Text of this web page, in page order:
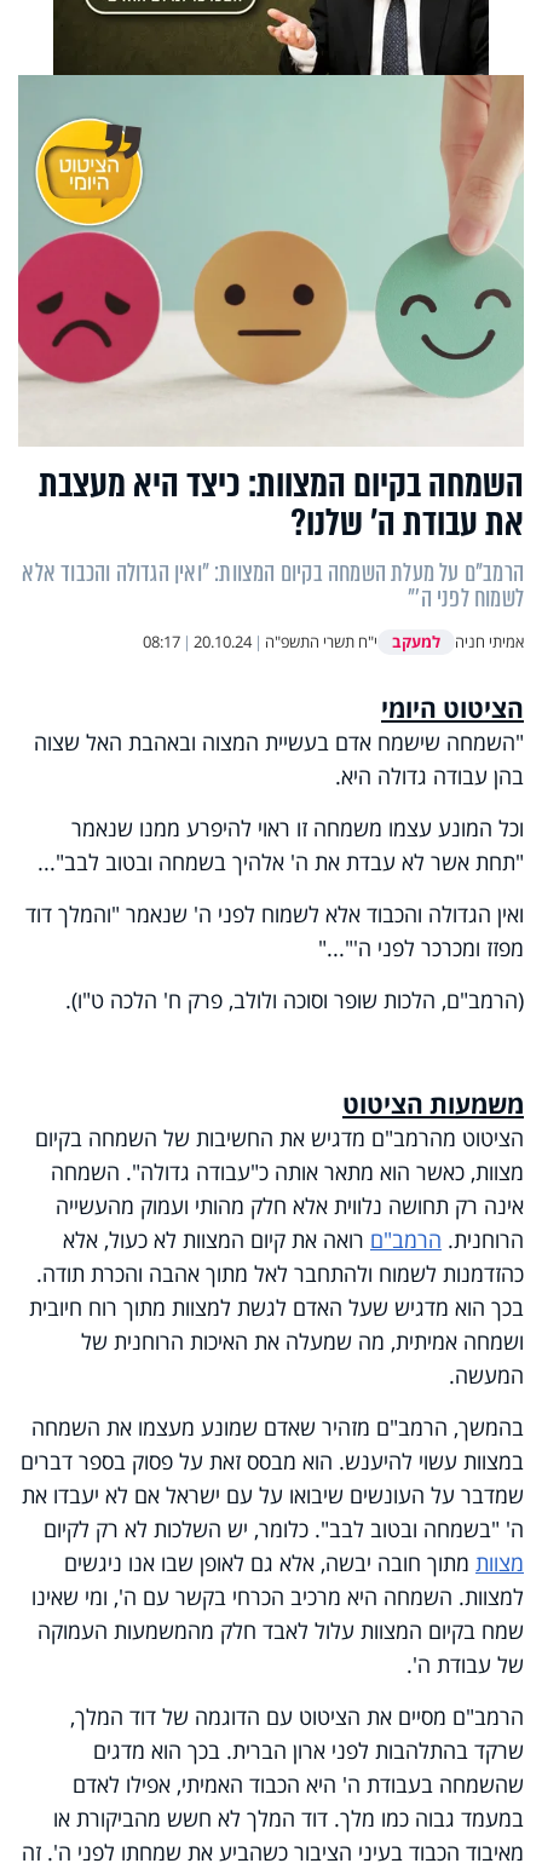
השמחה בקיום המצוות: כיצד היא מעצבת
את עבודת ה' שלנו?
הרמב"ם על מעלת השמחה בקיום המצוות: "ואין הגדולה והכבוד אלא
לשמוח לפני ה'"
אמיתי חניה למעקב י"ח תשרי התשפ"ה |
20.10.24
|
08:17
הציטוט היומי
"השמחה שישמח אדם בעשיית המצוה ובאהבת האל שצוה
בהן עבודה גדולה היא.
וכל המונע עצמו משמחה זו ראוי להיפרע ממנו שנאמר
"תחת אשר לא עבדת את ה' אלהיך בשמחה ובטוב לבב"...
ואין הגדולה והכבוד אלא לשמוח לפני ה' שנאמר "והמלך דוד
מפזז ומכרכר לפני ה'"..."
(הרמב"ם, הלכות שופר וסוכה ולולב, פרק ח' הלכה ט"ו).
משמעות הציטוט
הציטוט מהרמב"ם מדגיש את החשיבות של השמחה בקיום
מצוות, כאשר הוא מתאר אותה כ"עבודה גדולה". השמחה
אינה רק תחושה נלווית אלא חלק מהותי ועמוק מהעשייה
הרוחנית. הרמב"ם רואה את קיום המצוות לא כעול, אלא
כהזדמנות לשמוח ולהתחבר לאל מתוך אהבה והכרת תודה.
בכך הוא מדגיש שעל האדם לגשת למצוות מתוך רוח חיובית
ושמחה אמיתית, מה שמעלה את האיכות הרוחנית של
המעשה.
בהמשך, הרמב"ם מזהיר שאדם שמונע מעצמו את השמחה
במצוות עשוי להיענש. הוא מבסס זאת על פסוק בספר דברים
שמדבר על העונשים שיבואו על עם ישראל אם לא יעבדו את
ה' "בשמחה ובטוב לבב". כלומר, יש השלכות לא רק לקיום
מצוות מתוך חובה יבשה, אלא גם לאופן שבו אנו ניגשים
למצוות. השמחה היא מרכיב הכרחי בקשר עם ה', ומי שאינו
שמח בקיום המצוות עלול לאבד חלק מהמשמעות העמוקה
של עבודת ה'.
הרמב"ם מסיים את הציטוט עם הדוגמה של דוד המלך,
שרקד בהתלהבות לפני ארון הברית. בכך הוא מדגים
שהשמחה בעבודת ה' היא הכבוד האמיתי, אפילו לאדם
במעמד גבוה כמו מלך. דוד המלך לא חשש מהביקורת או
מאיבוד הכבוד בעיני הציבור כשהביע את שמחתו לפני ה'. זה